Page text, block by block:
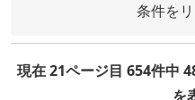
条件を
現在 21ページ目 654件中
を